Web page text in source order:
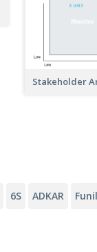
Stakeholder
6S ADKAR